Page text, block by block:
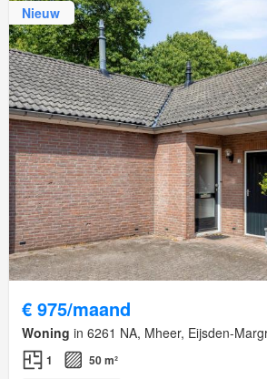
Nieuw
€ 975/maand
Woning in 6261 NA, Mheer, Eijsden-
1 50 m²